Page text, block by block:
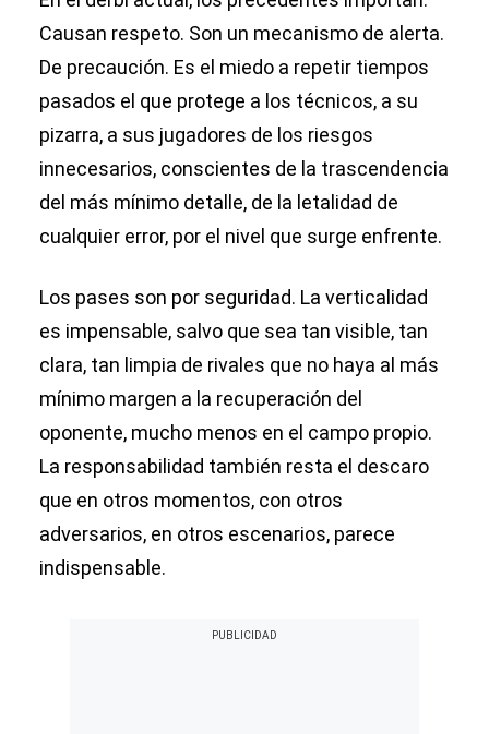
Causan respeto. Son un mecanismo de alerta.
De precaución. Es el miedo a repetir tiempos
pasados el que protege a los técnicos, a su
pizarra, a sus jugadores de los riesgos
innecesarios, conscientes de la trascendencia
del más mínimo detalle, de la letalidad de
cualquier error, por el nivel que surge enfrente.
Los pases son por seguridad. La verticalidad
es impensable, salvo que sea tan visible, tan
clara, tan limpia de rivales que no haya al más
mínimo margen a la recuperación del
oponente, mucho menos en el campo propio.
La responsabilidad también resta el descaro
que en otros momentos, con otros
adversarios, en otros escenarios, parece
indispensable.